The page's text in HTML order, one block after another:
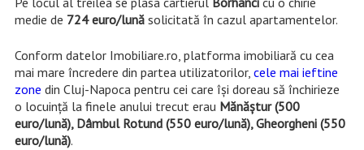
medie de 724 euro/lună solicitată în cazul apartamentelor.
Conform datelor Imobiliare.ro, platforma imobiliară cu cea
mai mare încredere din partea utilizatorilor, cele mai ieftine
zone din Cluj-Napoca pentru cei care își doreau să închirieze
o locuință la finele anului trecut erauMănăștur (500
euro/lună), Dâmbul Rotund (550 euro/lună), Gheorgheni (550
euro/lună).